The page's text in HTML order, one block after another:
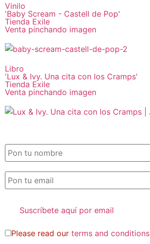
Vinilo
'Baby Scream - Castell de Pop'
Tienda Exile
Venta pinchando imagen
Libro
'Lux & Ivy. Una cita con los Cramps'
Tienda Exile
Venta pinchando imagen
Please read our terms and conditions